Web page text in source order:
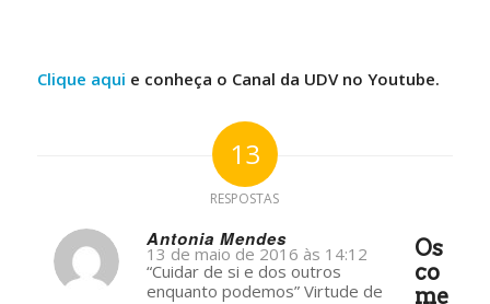
Clique aqui e conheça o Canal da UDV no Youtube.
13
RESPOSTAS
Antonia Mendes
s
ays:
13 de maio de 2016 às 14:12
“Cuidar de si e dos outros
enquanto podemos” Virtude de
Os
co
me